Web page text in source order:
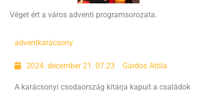
Véget ért a város adventi programsorozata.
adventkarácsony
2024. december 21. 07:23 Gárdos Attila
A karácsonyi csodaország kitárja kapuit a családok